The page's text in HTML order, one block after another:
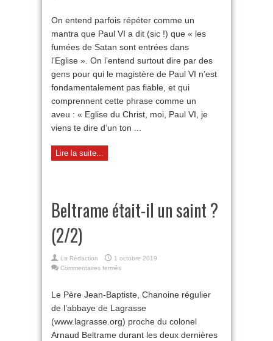
du
Christ
de
l’Esprit
Saint
Pontife
romain
(5)
On entend parfois répéter comme un
mantra que Paul VI a dit (sic !) que « les
fumées de Satan sont entrées dans
l’Eglise ». On l’entend surtout dire par des
gens pour qui le magistère de Paul VI n’est
fondamentalement pas fiable, et qui
comprennent cette phrase comme un
aveu : « Eglise du Christ, moi, Paul VI, je
viens te dire d’un ton ...
Lire la suite...
Beltrame était-il un saint ?
(2/2)
La Rédaction
1 octobre 2019
Commentaires ferméssur
il
un
?
(2/2)
Le Père Jean-Baptiste, Chanoine régulier
de l’abbaye de Lagrasse
(www.lagrasse.org) proche du colonel
Arnaud Beltrame durant les deux dernières